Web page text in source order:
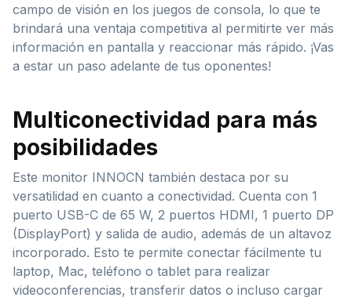
campo de visión en los juegos de consola, lo que te
brindará una ventaja competitiva al permitirte ver más
información en pantalla y reaccionar más rápido. ¡Vas
a estar un paso adelante de tus oponentes!
Multiconectividad para más
posibilidades
Este monitor INNOCN también destaca por su
versatilidad en cuanto a conectividad. Cuenta con 1
puerto USB-C de 65 W, 2 puertos HDMI, 1 puerto DP
(DisplayPort) y salida de audio, además de un altavoz
incorporado. Esto te permite conectar fácilmente tu
laptop, Mac, teléfono o tablet para realizar
videoconferencias, transferir datos o incluso cargar